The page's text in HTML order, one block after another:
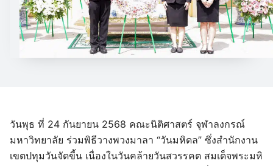
วันพุธ ที่ 24 กันยายน 2568 คณะนิติศาสตร์ จุฬาลงกรณ์
มหาวิทยาลัย ร่วมพิธีวางพวงมาลา “วันมหิดล” ซึ่งสำนักงาน
เขตปทุมวันจัดขี้น เนื่องในวันคล้ายวันสวรรคต สมเด็จพระมหิ